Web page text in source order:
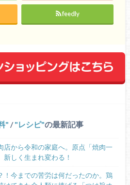
feedly
/ レシピ の最新記事
店から令和の家庭へ。原点「焼肉一
新しく生まれ変わる！
！今までの苦労は何だったのか。鶏